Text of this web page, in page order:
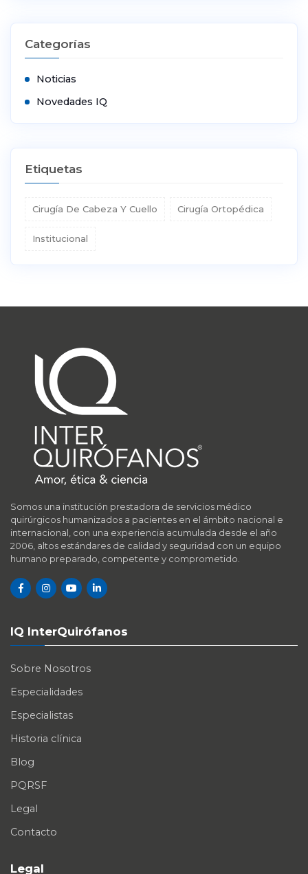
Categorías
Noticias
Novedades IQ
Etiquetas
Cirugía De Cabeza Y Cuello Cirugía Ortopédica
Institucional
Somos una institución prestadora de servicios médico
quirúrgicos humanizados a pacientes en el ámbito nacional e
internacional, con una experiencia acumulada desde el año
2006, altos estándares de calidad y seguridad con un equipo
humano preparado, competente y comprometido.
IQ InterQuirófanos
Sobre Nosotros
Especialidades
Especialistas
Historia clínica
Blog
PQRSF
Legal
Contacto
Legal